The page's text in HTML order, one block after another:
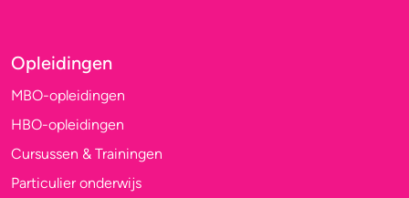
Opleidingen
MBO-opleidingen
HBO-opleidingen
Cursussen & Trainingen
Particulier onderwijs